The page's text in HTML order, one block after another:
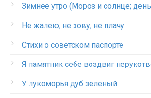
Зимнее утро (Мороз и солнце;
Не жалею, не зову, не плачу
Стихи о советском паспорте
Я памятник себе воздвиг
У лукоморья дуб зеленый